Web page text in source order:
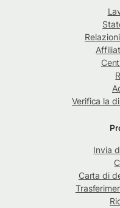
Verifica la
Invia
Carta di